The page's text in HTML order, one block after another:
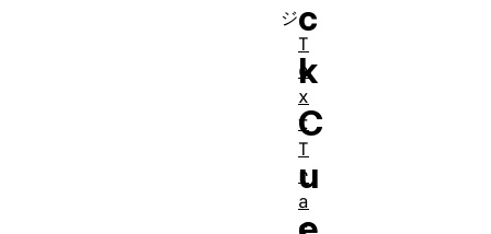
c
k
C
u
ジ
T
e
x
t
T
r
a
c